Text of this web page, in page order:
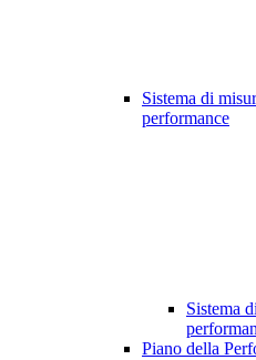
Sistema di
performance
Sistema
Piano della